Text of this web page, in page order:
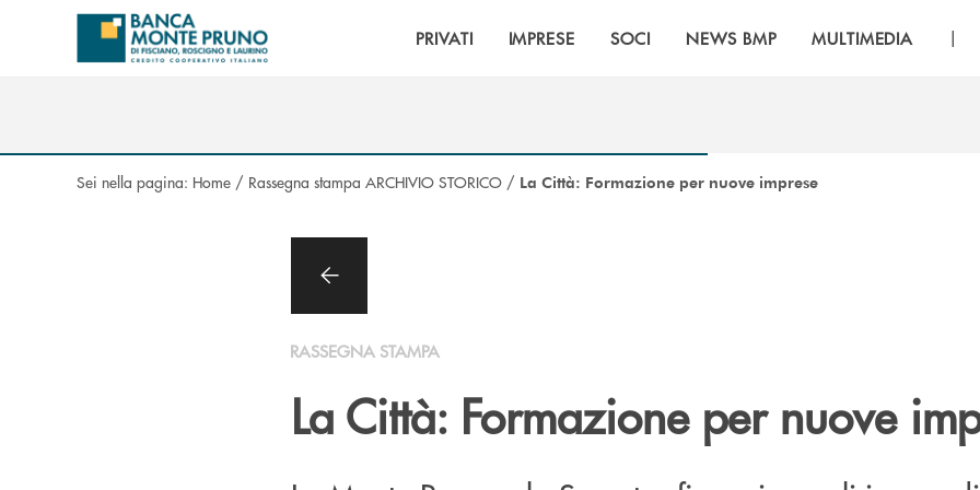
Salta al contenuto principale
PRIVATI IMPRESE SOCI NEWS BMP MULTIMEDIA |
Sei nella pagina: Home / Rassegna stampa ARCHIVIO STORICO / La Città: Formazione per nuove imprese
RASSEGNA STAMPA
La Città: Formazione per nuove